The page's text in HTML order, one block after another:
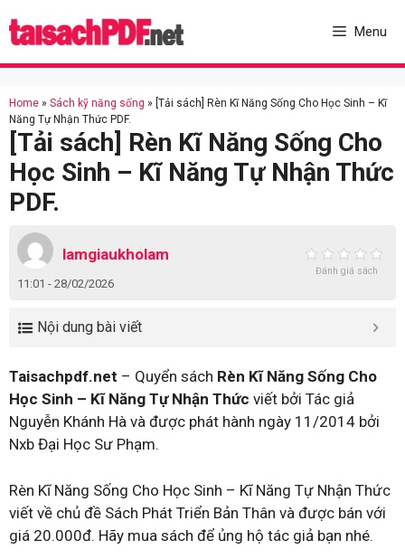
to
Menu
Home » Sách kỹ năng sống » [Tải sách] Rèn Kĩ Năng Sống Cho Học Sinh – Kĩ
Năng Tự Nhận Thức PDF.
[Tải sách] Rèn Kĩ Năng Sống Cho
Học Sinh – Kĩ Năng Tự Nhận Thức
PDF.
lamgiaukholam
11:01 - 28/02/2026
Đánh giá sách
Nội dung bài viết
Taisachpdf.net – Quyển sách Rèn Kĩ Năng Sống Cho
Học Sinh – Kĩ Năng Tự Nhận Thức viết bởi Tác giả
Nguyễn Khánh Hà và được phát hành ngày 11/2014 bởi
Nxb Đại Học Sư Phạm.
Rèn Kĩ Năng Sống Cho Học Sinh – Kĩ Năng Tự Nhận Thức
viết về chủ đề Sách Phát Triển Bản Thân và được bán với
giá 20.000đ. Hãy mua sách để ủng hộ tác giả bạn nhé.